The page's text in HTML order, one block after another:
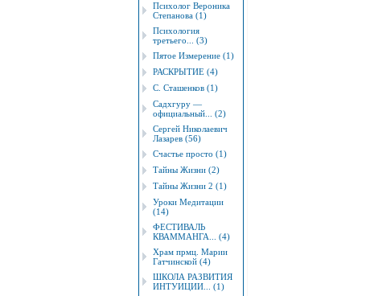
Психолог Вероника
Степанова (1)
Психология
третьего... (3)
Пятое Измерение (1)
РАСКРЫТИЕ (4)
С. Сташенков (1)
Садхгуру —
официальный... (2)
Сергей Николаевич
Лазарев (56)
Счастье просто (1)
Тайны Жизни (2)
Тайны Жизни 2 (1)
Уроки Медитации
(14)
ФЕСТИВАЛЬ
КВАММАНГА... (4)
Храм прмц. Марии
Гатчинской (4)
ШКОЛА РАЗВИТИЯ
ИНТУИЦИИ... (1)